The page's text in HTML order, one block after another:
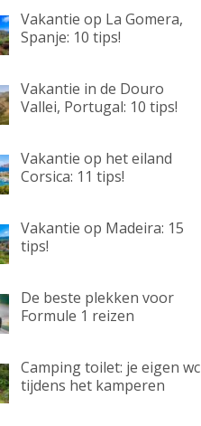
Vakantie op La Gomera,
Spanje: 10 tips!
Vakantie in de Douro
Vallei, Portugal: 10 tips!
Vakantie op het eiland
Corsica: 11 tips!
Vakantie op Madeira: 15
tips!
De beste plekken voor
Formule 1 reizen
Camping toilet: je eigen wc
tijdens het kamperen